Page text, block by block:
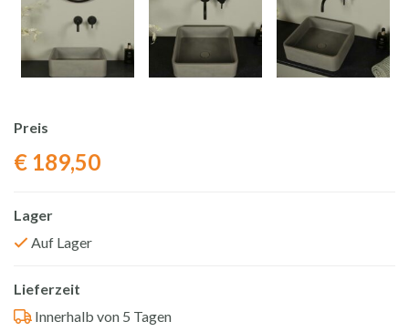
Preis
€ 189,50
Lager
Auf Lager
Lieferzeit
Innerhalb von 5 Tagen